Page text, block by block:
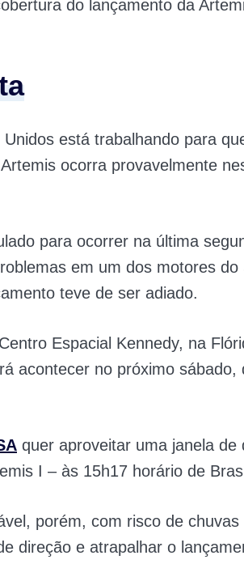
do lançamento da
está trabalhando para
ocorra provavelmente
para ocorrer na última
em um dos motores do
teve de ser adiado.
Espacial Kennedy, na
acontecer no próximo sábado,
quer aproveitar uma janela de
I – às 15h17 horário de
porém, com risco de chuvas
direção e atrapalhar o